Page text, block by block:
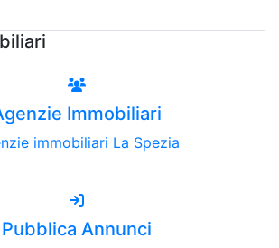
Immobiliari
immobiliari La Spezia
Pubblica Annunci